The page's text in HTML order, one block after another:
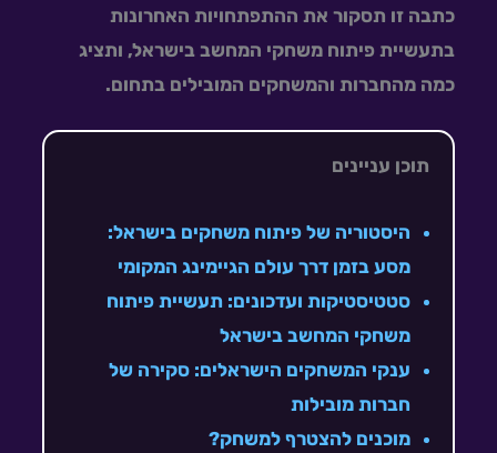
כתבה זו תסקור את ההתפתחויות האחרונות
בתעשיית פיתוח משחקי המחשב בישראל, ותציג
כמה מהחברות והמשחקים המובילים בתחום.
תוכן עניינים
היסטוריה של פיתוח משחקים בישראל:
מסע בזמן דרך עולם הגיימינג המקומי
סטטיסטיקות ועדכונים: תעשיית פיתוח
משחקי המחשב בישראל
ענקי המשחקים הישראלים: סקירה של
חברות מובילות
מוכנים להצטרף למשחק?